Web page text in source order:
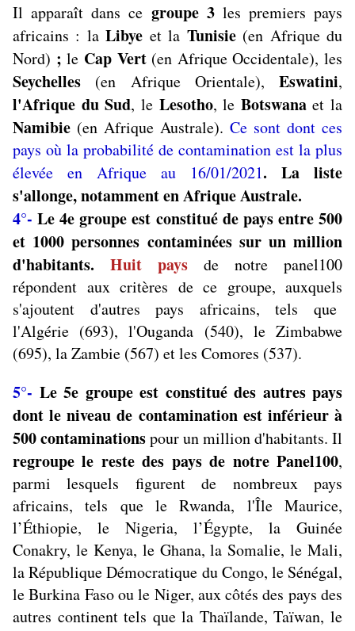
Il apparaît dans ce groupe 3 les premiers pays
africains : laLibye et la Tunisie (en Afrique du
Nord) ; le Cap Vert(en Afrique Occidentale), les
Seychelles (en Afrique Orientale), Eswatini,
l'Afrique du Sud, le Lesotho, le Botswanaet la
Namibie (en Afrique Australe). Ce sont dont ces
pays où la probabilité de contamination est la plus
élevée en Afrique au 16/01/2021. La liste
s'allonge, notamment en Afrique Australe.
4°- Le 4e groupe est constitué de pays entre 500
et 1000 personnes contaminées sur un million
d'habitants. Huit pays de notre panel100
répondent aux critères de ce groupe, auxquels
s'ajoutent d'autres pays africains, tels que
l'Algérie (693), l'Ouganda (540), le Zimbabwe
(695), la Zambie (567) et les Comores (537).
5°- Le 5e groupe est constitué des autres pays
dont le niveau de contamination est inférieur à
500 contaminationspour un million d'habitants. Il
regroupe le reste des pays de notre Panel100,
parmi lesquels figurent de nombreux pays
africains, tels que le Rwanda, l'Île Maurice,
l’Éthiopie, le Nigeria, l’Égypte, la Guinée
Conakry, le Kenya, le Ghana, la Somalie, le Mali,
la République Démocratique du Congo, le Sénégal,
le Burkina Faso ou le Niger, aux côtés des pays des
autres continent tels quela Thaïlande, Taïwan, le